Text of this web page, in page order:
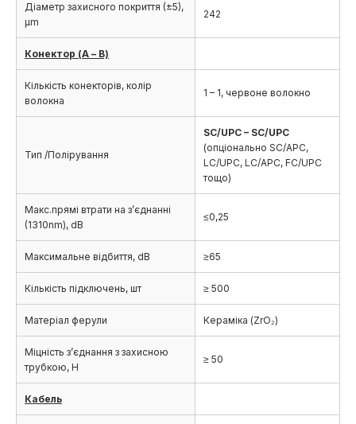
Діаметр захисного покриття (±5),
µm
242
Конектор (А – В)
Кількість конекторів, колір
волокна
1 – 1, червоне волокно
Тип /Полірування
SC/UPC – SC/UPC
(опціонально SC/APC,
LC/UPC, LC/APC, FC/UPC
тощо)
Макс.прямі втрати на з’єднанні
(1310nm), dB
≤0,25
Максимальне відбиття, dB ≥65
Кількість підключень, шт ≥ 500
Матеріал ферули Кераміка (ZrO₂)
Міцність з’єднання з захисною
трубкою, Н
≥ 50
Кабель